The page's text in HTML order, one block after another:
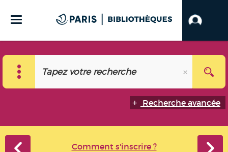
Recherche avancée
Comment s'inscrire ?